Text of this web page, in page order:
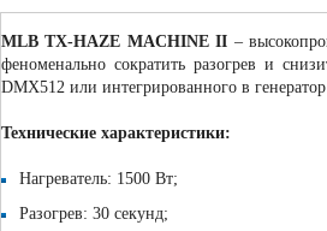
MLB TX-HAZE MACHINE II –
феноменально сократить разогрев и
DMX512 или интегрированного в
Технические характеристики:
Нагреватель: 1500 Вт;
Разогрев: 30 секунд;